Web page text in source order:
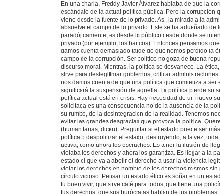
En una charla, Freddy Javier Álvarez hablaba de que la
escándalo de la actual política pública. Pero la corrupción
viene desde la fuente de lo privado. Así, la mirada a la
absuelve el campo de lo privado. Este se ha adueñado de
paradójicamente, es desde lo público desde donde se
privado (por ejemplo, los bancos). Entonces pensamos
damos cuenta demasiado tarde de que hemos perdido la
campo de la corrupción. Ser político no goza de buena
discurso moral. Mientras, la política se desvanece. La
sirve para deslegitimar gobiernos, criticar administraciones
nos damos cuenta de que una política que comienza a ser
significará la suspensión de aquella. La política pierde su
política actual está en crisis. Hay necesidad de un nuevo
solicitada es una consecuencia no de la ausencia de la
su rumbo, de la desintegración de la realidad. Tenemos
evitar las grandes desgracias que provoca la política.
(humanitarias, dicen). Preguntar si el estado puede ser
política o despolitizar el estado, destruyendo, a la vez,
activa, como ahora los escraches. Es tener la ilusión de
violaba los derechos y ahora los garantiza. Es llegar a la
estado el que va a abolir el derecho a usar la violencia
violar los derechos en nombre de los derechos mismos sin
círculo vicioso. Pensar un estado ético es soñar en un
tu buen vivir, que sirve café para todos, que tiene una
tus derechos, que sus burócratas hablan de tus